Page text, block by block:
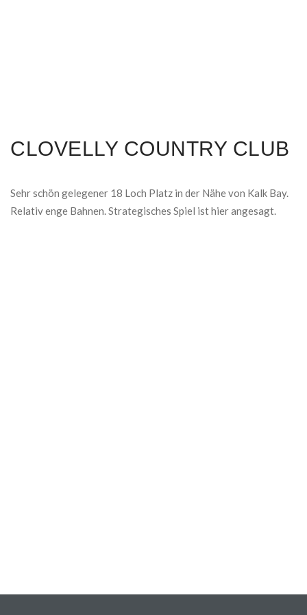
CLOVELLY COUNTRY CLUB
Sehr schön gelegener 18 Loch Platz in der Nähe von Kalk Bay.
Relativ enge Bahnen. Strategisches Spiel ist hier angesagt.